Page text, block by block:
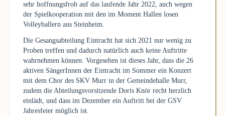
sehr hoffnungsfroh auf das laufende Jahr 2022, auch wegen
der Spielkooperation mit den im Moment Hallen losen
Volleyballern aus Steinheim.
Die Gesangsabteilung Eintracht hat sich 2021 nur wenig zu
Proben treffen und dadurch natürlich auch keine Auftritte
wahrnehmen können. Vorgesehen ist dieses Jahr, dass die 26
aktiven SängerInnen der Eintracht im Sommer ein Konzert
mit dem Chor des SKV Murr in der Gemeindehalle Murr,
zudem die Abteilungsvorsitzende Doris Knör recht herzlich
einlädt, und dass im Dezember ein Auftritt bei der GSV
Jahresfeier möglich ist.